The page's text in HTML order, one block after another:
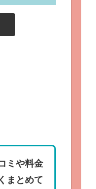
ミや料金
まとめて